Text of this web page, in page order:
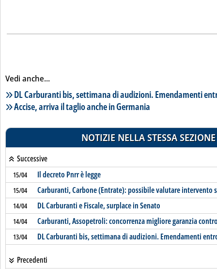
Vedi anche...
Lista notizie correlate
DL Carburanti bis, settimana di audizioni. Emendamenti
Accise, arriva il taglio anche in Germania
NOTIZIE NELLA STESSA SEZIONE
Successive
15/04 Il decreto Pnrr è legge
15/04 Carburanti, Carbone (Entrate): possibile valutare intervento
14/04 DL Carburanti e Fiscale, surplace in Senato
14/04 Carburanti, Assopetroli: concorrenza migliore garanzia
13/04 DL Carburanti bis, settimana di audizioni. Emendamenti
Precedenti